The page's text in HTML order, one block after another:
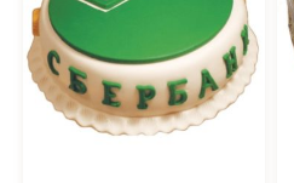
Бежевый
Голубой
Жёлтый
Зелёный